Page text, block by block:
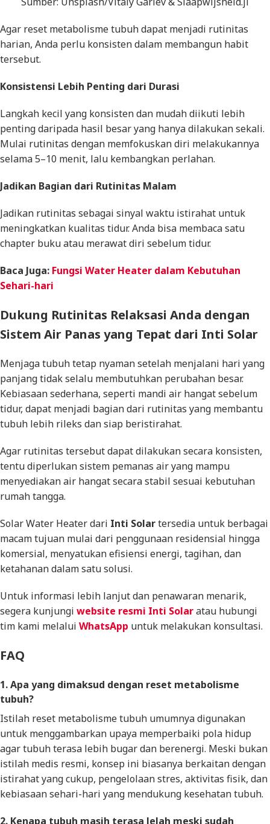
Agar reset metabolisme tubuh dapat menjadi rutinitas
harian, Anda perlu konsisten dalam membangun habit
tersebut.
Konsistensi Lebih Penting dari Durasi
Langkah kecil yang konsisten dan mudah diikuti lebih
penting daripada hasil besar yang hanya dilakukan sekali.
Mulai rutinitas dengan memfokuskan diri melakukannya
selama 5–10 menit, lalu kembangkan perlahan.
Jadikan Bagian dari Rutinitas Malam
Jadikan rutinitas sebagai sinyal waktu istirahat untuk
meningkatkan kualitas tidur. Anda bisa membaca satu
chapter buku atau merawat diri sebelum tidur.
Baca Juga: Fungsi Water Heater dalam Kebutuhan
Sehari-hari
Dukung Rutinitas Relaksasi Anda dengan
Sistem Air Panas yang Tepat dari Inti Solar
Menjaga tubuh tetap nyaman setelah menjalani hari yang
panjang tidak selalu membutuhkan perubahan besar.
Kebiasaan sederhana, seperti mandi air hangat sebelum
tidur, dapat menjadi bagian dari rutinitas yang membantu
tubuh lebih rileks dan siap beristirahat.
Agar rutinitas tersebut dapat dilakukan secara konsisten,
tentu diperlukan sistem pemanas air yang mampu
menyediakan air hangat secara stabil sesuai kebutuhan
rumah tangga.
Solar Water Heaterdari Inti Solartersedia untuk berbagai
macam tujuan mulai dari penggunaan residensial hingga
komersial, menyatukan efisiensi energi, tagihan, dan
ketahanan dalam satu solusi.
Untuk informasi lebih lanjut dan penawaran menarik,
segera kunjungi website resmi Inti Solaratau hubungi
tim kami melalui WhatsApp untuk melakukan konsultasi.
FAQ
1. Apa yang dimaksud dengan reset metabolisme
tubuh?
Istilah reset metabolisme tubuh umumnya digunakan
untuk menggambarkan upaya memperbaiki pola hidup
agar tubuh terasa lebih bugar dan berenergi. Meski bukan
istilah medis resmi, konsep ini biasanya berkaitan dengan
istirahat yang cukup, pengelolaan stres, aktivitas fisik, dan
kebiasaan sehari-hari yang mendukung kesehatan tubuh.
2. Kenapa tubuh masih terasa lelah meski sudah